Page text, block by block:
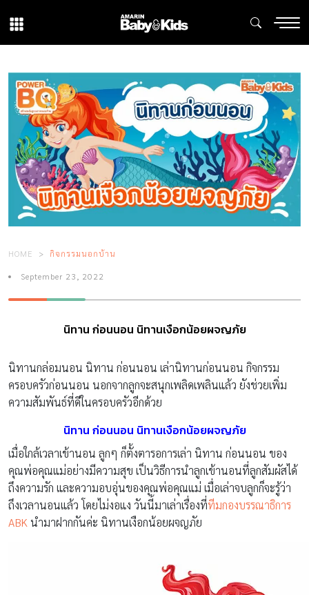
HOME กิจกรรมนอกบ้าน
September 23, 2022
นิทาน ก่อนนอน นิทานเงือกน้อยผจญภัย
นิทานกล่อมนอน นิทาน ก่อนนอน เล่านิทานก่อนนอน กิจกรรม
ครอบครัวก่อนนอน นอกจากลูกจะสนุกเพลิดเพลินแล้ว ยังช่วยเพิ่ม
ความสัมพันธ์ที่ดีในครอบครัวอีกด้วย
นิทาน ก่อนนอน นิทานเงือกน้อยผจญภัย
เมื่อใกล้เวลาเข้านอน ลูกๆ ก็ตั้งตารอการเล่า นิทาน ก่อนนอน ของ
คุณพ่อคุณแม่อย่างมีความสุข เป็นวิธีการนำลูกเข้านอนที่ลูกสัมผัสได้
ถึงความรัก และความอบอุ่นของคุณพ่อคุณแม่ เมื่อเล่าจบลูกก็จะรู้ว่า
ถึงเวลานอนแล้ว โดยไม่งอแง วันนี้มาเล่าเรื่องที่ทีมกองบรรณาธิการ
ABK นำมาฝากกันค่ะ นิทานเงือกน้อยผจญภัย